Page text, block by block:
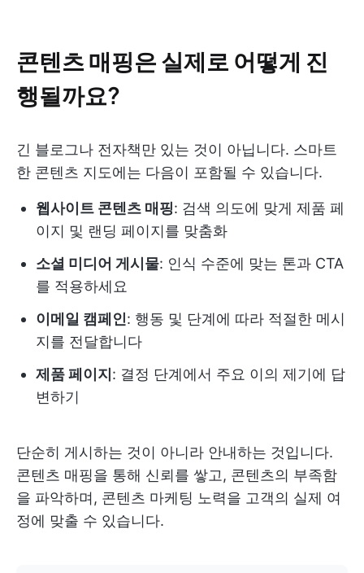
콘텐츠 매핑은 실제로 어떻게 진
행될까요?
긴 블로그나 전자책만 있는 것이 아닙니다. 스마트
한 콘텐츠 지도에는 다음이 포함될 수 있습니다.
웹사이트 콘텐츠 매핑: 검색 의도에 맞게 제품 페
이지 및 랜딩 페이지를 맞춤화
소셜 미디어 게시물: 인식 수준에 맞는 톤과 CTA
를 적용하세요
이메일 캠페인: 행동 및 단계에 따라 적절한 메시
지를 전달합니다
제품 페이지 : 결정 단계에서 주요 이의 제기에 답
변하기
단순히 게시하는 것이 아니라 안내하는 것입니다.
콘텐츠 매핑을 통해 신뢰를 쌓고, 콘텐츠의 부족함
을 파악하며, 콘텐츠 마케팅 노력을 고객의 실제 여
정에 맞출 수 있습니다.